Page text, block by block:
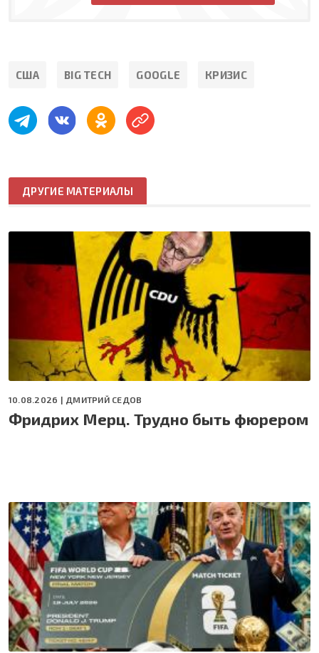
США BIG TECH GOOGLE КРИЗИС
ДРУГИЕ МАТЕРИАЛЫ
10.08.2026 | ДМИТРИЙ СЕДОВ
Фридрих Мерц. Трудно быть фюрером